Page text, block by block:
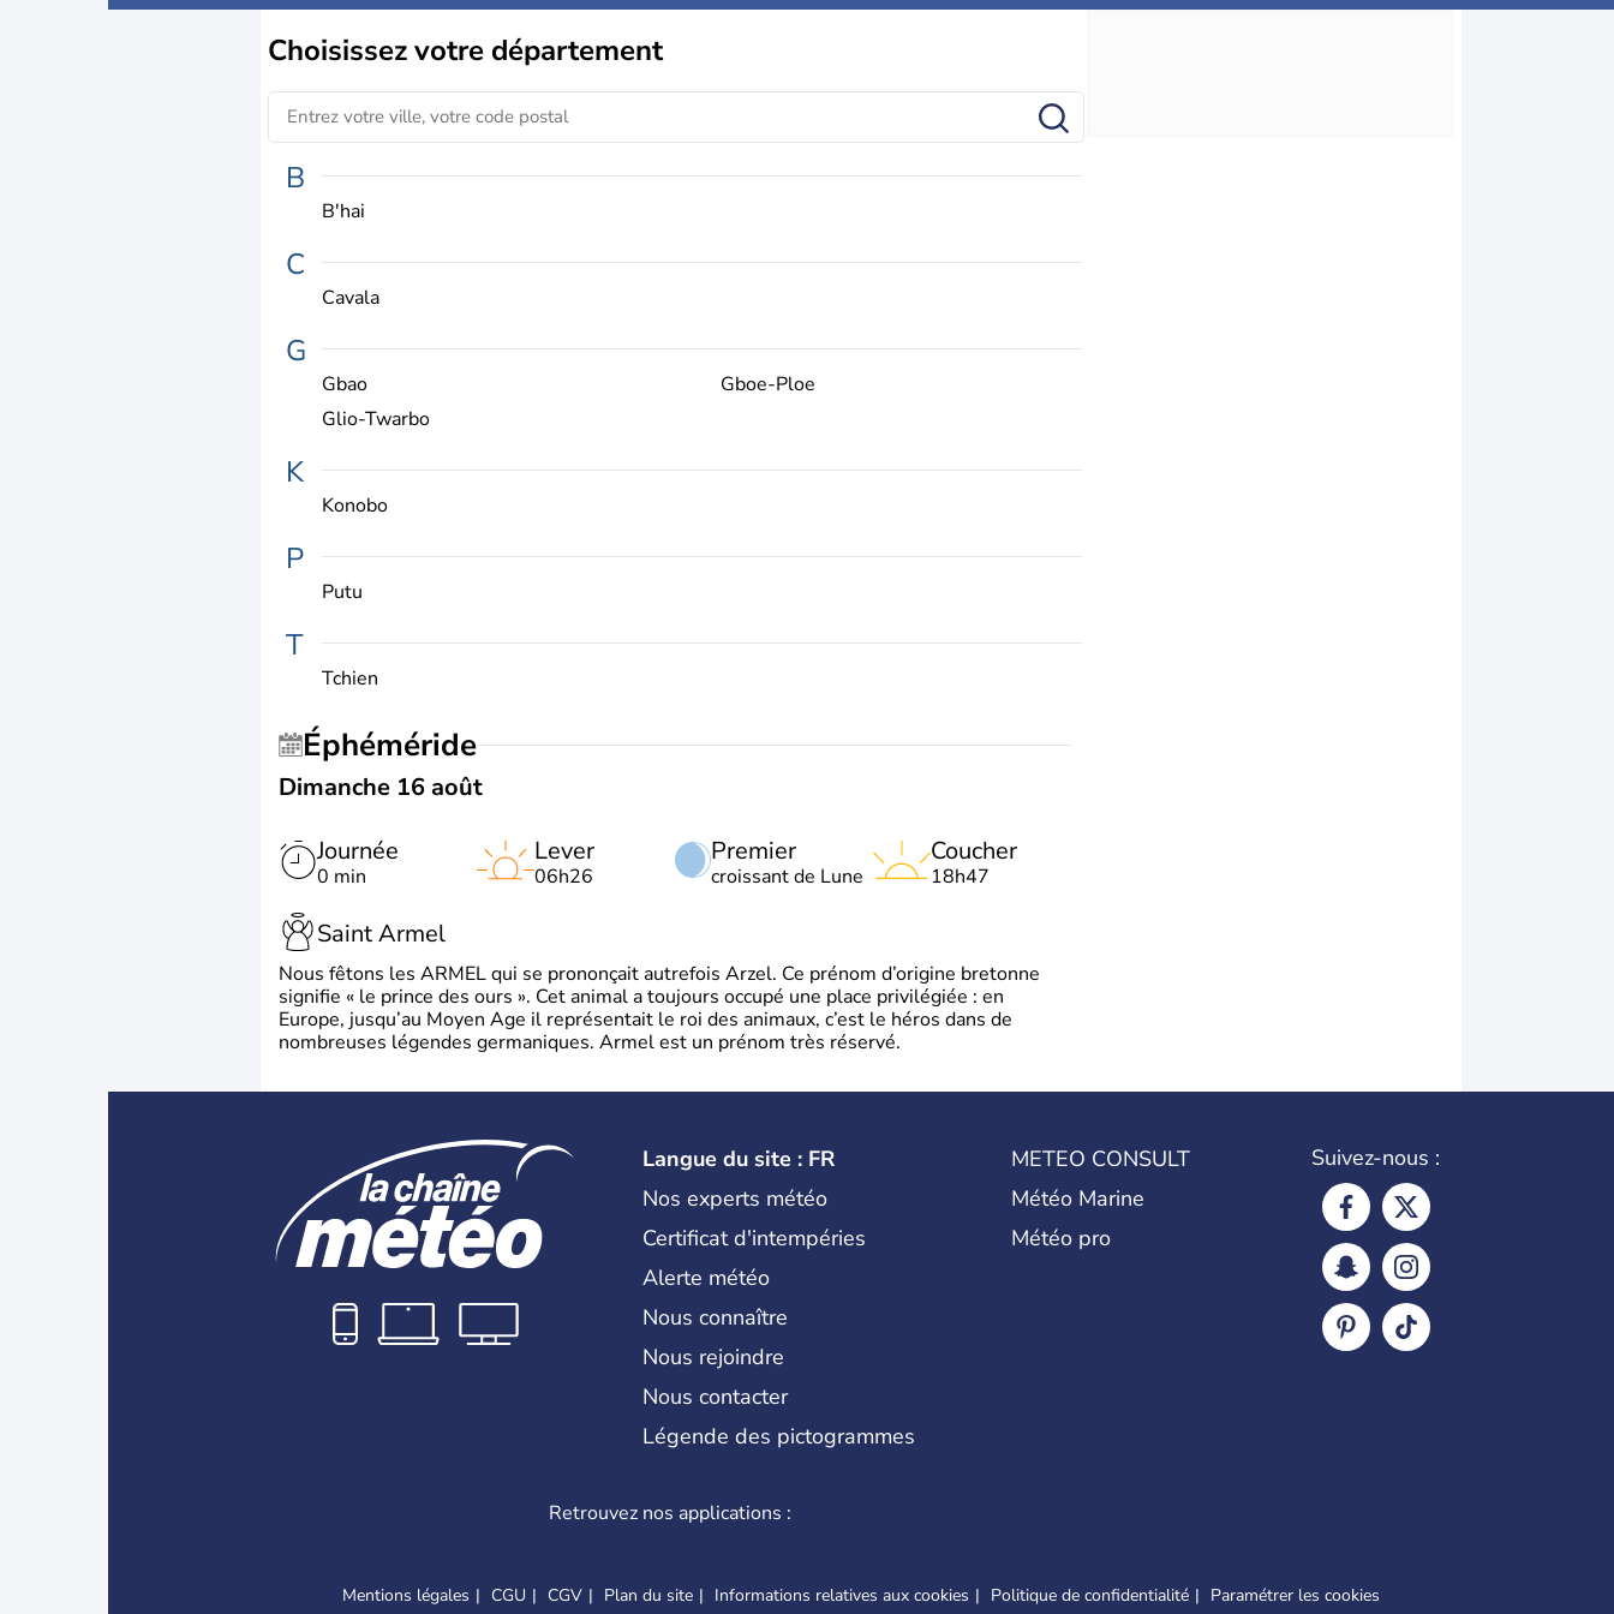
Choisissezvotre département
B
B'hai
C
Cavala
G
Gbao
Gboe-Ploe
Glio-Twarbo
K
Konobo
P
Putu
T
Tchien
Éphéméride
Dimanche 16 août
Journée
0 min
Premier
croissant de Lune
Lever
06h26
Coucher
18h47
Saint Armel
Nous fêtons les ARMEL qui se prononçait autrefois Arzel. Ce prénom d’origine bretonne
signifie « le prince des ours ». Cet animal a toujours occupé une place privilégiée : en
Europe, jusqu’au Moyen Age il représentait le roi des animaux, c’est le héros dans de
nombreuses légendes germaniques. Armel est un prénom très réservé.
Langue du site : FR
Nos experts météo
Certificat d'intempéries
Alerte météo
Nous connaître
Nous rejoindre
Nous contacter
Légende des pictogrammes
METEO CONSULT
Météo Marine
Météo pro
Suivez-nous :
Retrouvez nos applications :
Mentions légales CGU CGV Plan du site Informations relatives aux cookies Politique de confidentialité Paramétrer les cookies